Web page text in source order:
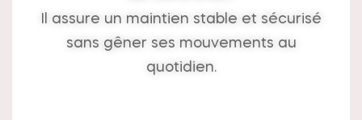
Il assure un maintien stable et sécurisé
sans gêner ses mouvements au
quotidien.